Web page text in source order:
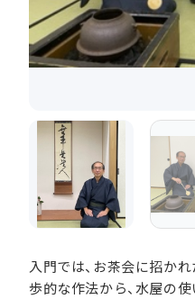
入門では、お茶会に招か
歩的な作法から、水屋の